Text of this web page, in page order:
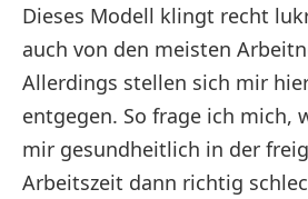
Dieses Modell klingt recht
auch von den meisten
Allerdings stellen sich mir
entgegen. So frage ich mich,
mir gesundheitlich in der
Arbeitszeit dann richtig